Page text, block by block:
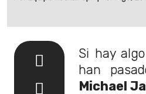
Si hay
han
Michael